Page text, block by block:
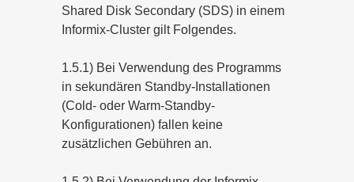
Shared Disk Secondary (SDS) in einem
Informix-Cluster gilt Folgendes.
1.5.1) Bei Verwendung des Programms
in sekundären Standby-Installationen
(Cold- oder Warm-Standby-
Konfigurationen) fallen keine
zusätzlichen Gebühren an.